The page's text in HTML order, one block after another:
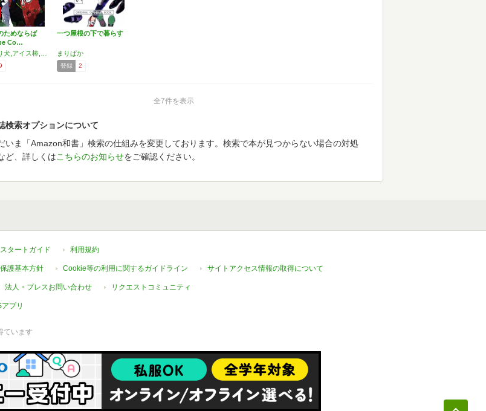
ためならば
Co…
一つ屋根の下で暮らす
まりぱか
登録 2
全7件を表示
検索オプションについて
いま「Amazon和書」検索の仕組みを変更しております。検索で本が見つからない場合の対処
ど、詳しくはこちらのお知らせをご確認ください。
スタートガイド 利用規約
護基本方針 Cookie等の利用に関するガイドライン サイトアクセス情報の取得について
法人・プレスお問い合わせ リクエストコミュニティ
プリ
ています